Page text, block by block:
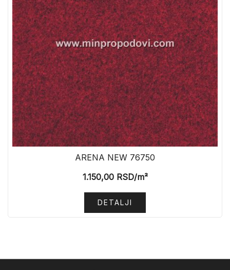
ARENA NEW 76750
1.150,00RSD/m²
DETALJI